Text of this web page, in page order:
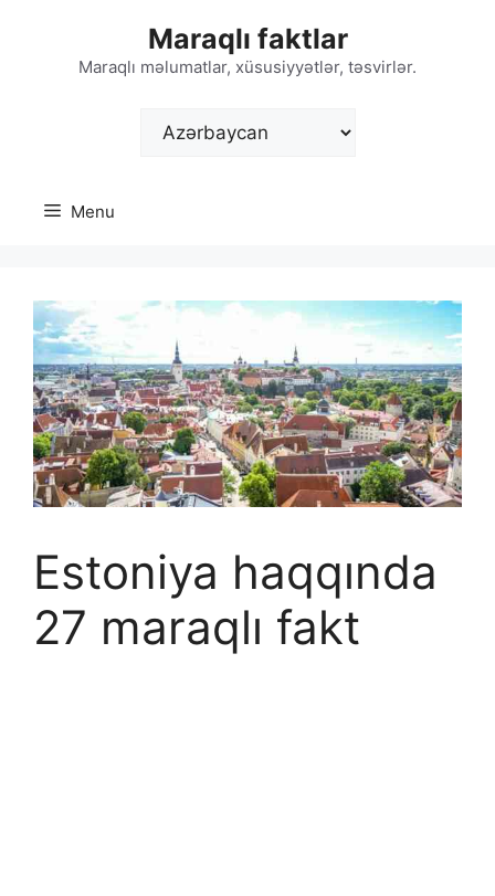
Maraqlı faktlar
Maraqlı məlumatlar, xüsusiyyətlər, təsvirlər.
Choose
Menu
Estoniya haqqında
27 maraqlı fakt